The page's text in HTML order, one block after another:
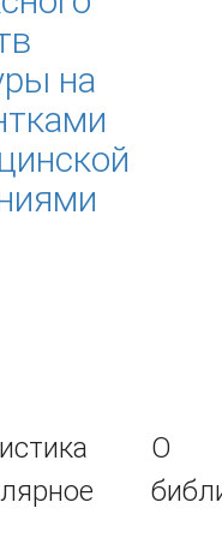
на
О